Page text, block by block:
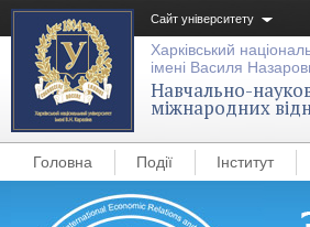
Сайт університету
Харківський
імені Василя
Навчально-
міжнародних
Головна Події Інститут